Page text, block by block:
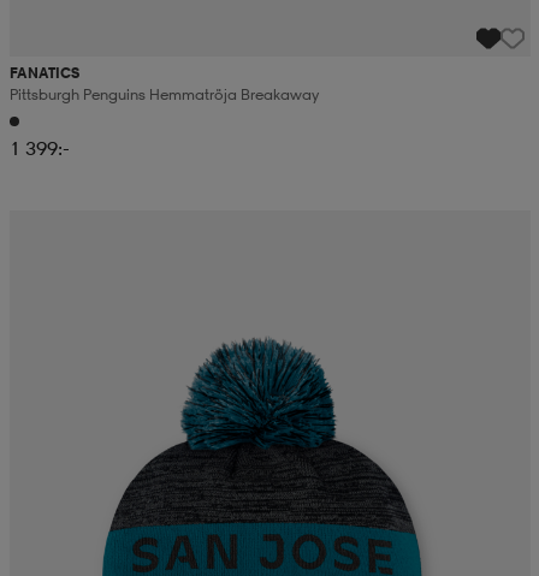
FANATICS
Pittsburgh Penguins Hemmatröja Breakaway
1 399:-